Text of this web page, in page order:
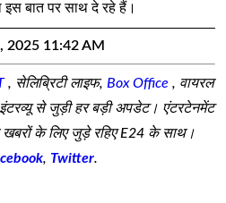
बात पर साथ दे रहे हैं।
2025 11:42 AM
, सेलिब्रिटी लाइफ, Box Office , वायरल
से जुड़ी हर बड़ी अपडेट। एंटरटेनमेंट
खबरों के लिए जुड़े रहिए E24 के साथ।
, Twitter.